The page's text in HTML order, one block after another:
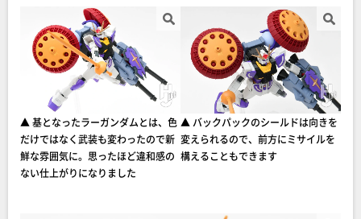
▲ 基となったラーガンダムとは、色
だけではなく武装も変わったので新
鮮な雰囲気に。思ったほど違和感の
ない仕上がりになりました
▲ バックパックのシールドは向きを
変えられるので、前方にミサイルを
構えることもできます